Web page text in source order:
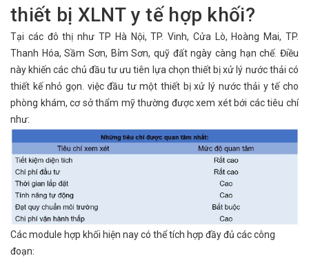
thiết bị XLNT y tế hợp khối?
Tại các đô thị như TP Hà Nội, TP. Vinh, Cửa Lò, Hoàng Mai, TP.
Thanh Hóa, Sầm Sơn, Bỉm Sơn, quỹ đất ngày càng hạn chế. Điều
này khiến các chủ đầu tư ưu tiên lựa chọn thiết bị xử lý nước thải có
thiết kế nhỏ gọn. việc đầu tư một thiết bị xử lý nước thải y tế cho
phòng khám, cơ sở thẩm mỹ thường được xem xét bới các tiêu chí
như:
Các module hợp khối hiện nay có thể tích hợp đầy đủ các công
đoạn: